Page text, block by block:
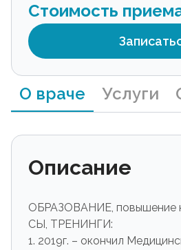
Стоимость
О враче Услуги
Описание
ОБРАЗОВАНИЕ, повышение
СЫ, ТРЕНИНГИ:
1. 2019г. – окончил